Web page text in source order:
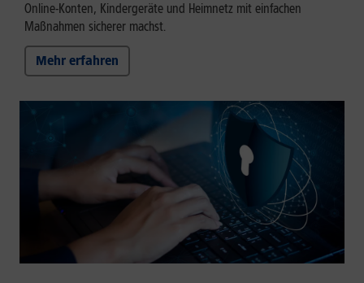
Online-Konten, Kindergeräte und Heimnetz mit einfachen
Maßnahmen sicherer machst.
Mehr erfahren